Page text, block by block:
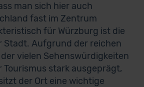
man sich hier auch
fast im Zentrum
für Würzburg ist die
Stadt. Aufgrund der reichen
vielen Sehenswürdigkeiten
Tourismus stark ausgeprägt,
der Ort eine wichtige